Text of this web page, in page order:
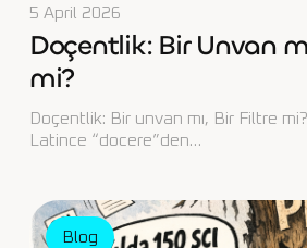
5 April 2026
Doçentlik: Bir Unvan
mi?
Doçentlik: Bir unvan mı, Bir Filtre
Latince “docere”den…
Blog